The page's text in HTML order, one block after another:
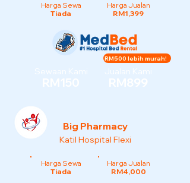
Harga Sewa
Tiada
Harga Jualan
RM1,399
Sewaan Kami
RM150
Jualan Kami
RM899
RM500 lebih murah!
Big Pharmacy
Katil Hospital Flexi
Harga Sewa
Tiada
Harga Jualan
RM4,000